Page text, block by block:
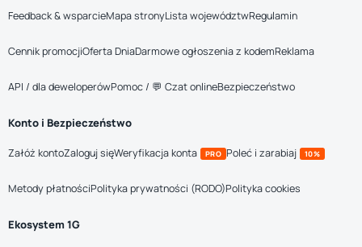
Feedback & wsparcieMapa stronyLista województwRegulamin
Cennik promocjiOferta DniaDarmowe ogłoszenia z kodemReklama
API / dla deweloperówPomoc / 💬 Czat onlineBezpieczeństwo
Konto i Bezpieczeństwo
Załóż kontoZaloguj sięWeryfikacja konta PRO Poleć i zarabiaj 10%
Metody płatnościPolityka prywatności (RODO)Polityka cookies
Ekosystem 1G